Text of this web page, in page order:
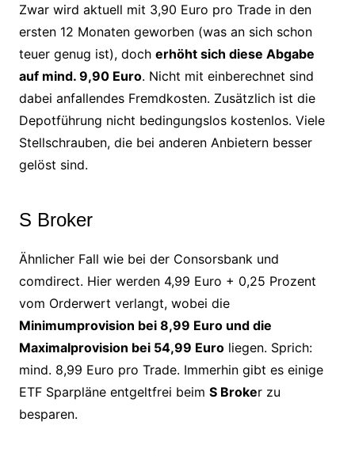
Zwar wird aktuell mit 3,90 Euro pro Trade in den
ersten 12 Monaten geworben (was an sich schon
teuer genug ist), doch erhöht sich diese Abgabe
auf mind. 9,90 Euro. Nicht mit einberechnet sind
dabei anfallendes Fremdkosten. Zusätzlich ist die
Depotführung nicht bedingungslos kostenlos. Viele
Stellschrauben, die bei anderen Anbietern besser
gelöst sind.
S Broker
Ähnlicher Fall wie bei der Consorsbank und
comdirect. Hier werden 4,99 Euro + 0,25 Prozent
vom Orderwert verlangt, wobei die
Minimumprovision bei 8,99 Euro und die
Maximalprovision bei 54,99 Euroliegen. Sprich:
mind. 8,99 Euro pro Trade. Immerhin gibt es einige
ETF Sparpläne entgeltfrei beim S Broker zu
besparen.